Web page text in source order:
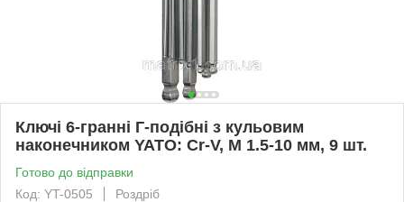
Ключі 6-гранні Г-подібні з кульовим
наконечником YATO: Cr-V, М 1.5-10 мм, 9 шт.
Готово до відправки
Код: YT-0505
Роздріб